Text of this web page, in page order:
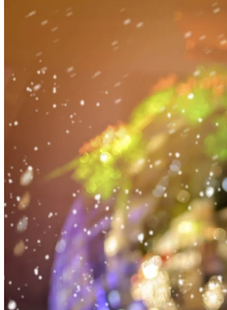
於平安夜12月24日及元旦1月1日晚上6時、7時及8時正，利東
街將特設飄雪環節，漫天雪花於中庭飄飛，讓大家猶如置身異
地，感受下雪的浪漫景致。